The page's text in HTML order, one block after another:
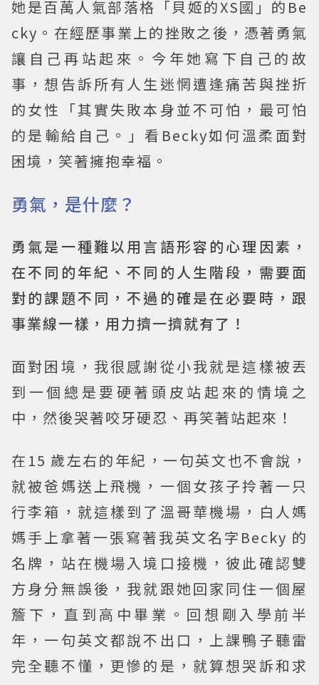
她是百萬人氣部落格「貝姬的XS國」的Be
cky。在經歷事業上的挫敗之後，憑著勇氣
讓自己再站起來。今年她寫下自己的故
事，想告訴所有人生迷惘遭逢痛苦與挫折
的女性「其實失敗本身並不可怕，最可怕
的是輸給自己。」看Becky如何溫柔面對
困境，笑著擁抱幸福。
勇氣，是什麼？
勇氣是一種難以用言語形容的心理因素，
在不同的年紀、不同的人生階段，需要面
對的課題不同，不過的確是在必要時，跟
事業線一樣，用力擠一擠就有了！
面對困境，我很感謝從小我就是這樣被丟
到一個總是要硬著頭皮站起來的情境之
中，然後哭著咬牙硬忍、再笑著站起來！
在15 歲左右的年紀，一句英文也不會說，
就被爸媽送上飛機，一個女孩子拎著一只
行李箱，就這樣到了溫哥華機場，白人媽
媽手上拿著一張寫著我英文名字Becky 的
名牌，站在機場入境口接機，彼此確認雙
方身分無誤後，我就跟她回家同住一個屋
簷下，直到高中畢業。回想剛入學前半
年，一句英文都說不出口，上課鴨子聽雷
完全聽不懂，更慘的是，就算想哭訴和求